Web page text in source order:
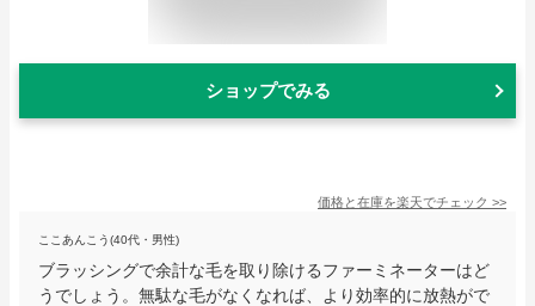
ショップでみる
価格と在庫を楽天でチェック >>
ここあんこう(40代・男性)
ブラッシングで余計な毛を取り除けるファーミネーターはど
うでしょう。無駄な毛がなくなれば、より効率的に放熱がで